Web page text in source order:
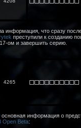
информация, что сразу
преступили к созданию
ом и завершить серию.
4265
основная информация о
Open Beta: